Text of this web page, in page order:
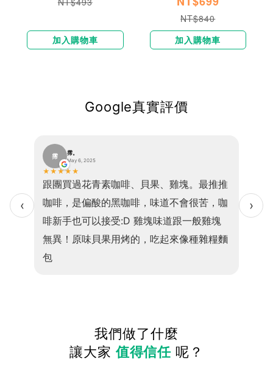
加入購物車
NT$840
加入購物車
Google真實評價
‹
且吃
是高
霈 霈。
May 6, 2025
★ ★ ★★ ★
跟團買過花青素咖啡、貝果、雞塊。最推推
咖啡，是偏酸的黑咖啡，味道不會很苦，咖
啡新手也可以接受:D 雞塊味道跟一般雞塊
無異！原味貝果用烤的，吃起來像種雜糧麵
包
乎1
小孩
›
我們做了什麼
讓大家值得信任 呢？